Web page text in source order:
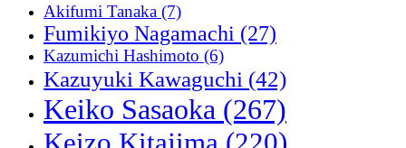
Akifumi Tanaka (7)
Fumikiyo Nagamachi (27)
Kazumichi Hashimoto (6)
Kazuyuki Kawaguchi (42)
Keiko Sasaoka (267)